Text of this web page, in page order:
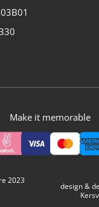
Make it memorable
2023
design &